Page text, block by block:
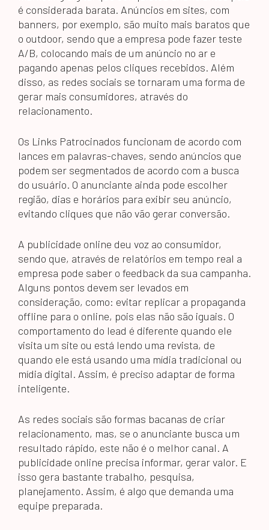
é considerada barata. Anúncios em sites, com
banners, por exemplo, são muito mais baratos que
o outdoor, sendo que a empresa pode fazer teste
A/B, colocando mais de um anúncio no ar e
pagando apenas pelos cliques recebidos. Além
disso, as redes sociais se tornaram uma forma de
gerar mais consumidores, através do
relacionamento.
Os Links Patrocinados funcionam de acordo com
lances em palavras-chaves, sendo anúncios que
podem ser segmentados de acordo com a busca
do usuário. O anunciante ainda pode escolher
região, dias e horários para exibir seu anúncio,
evitando cliques que não vão gerar conversão.
A publicidade online deu voz ao consumidor,
sendo que, através de relatórios em tempo real a
empresa pode saber o feedback da sua campanha.
Alguns pontos devem ser levados em
consideração, como: evitar replicar a propaganda
offline para o online, pois elas não são iguais. O
comportamento do lead é diferente quando ele
visita um site ou está lendo uma revista, de
quando ele está usando uma mídia tradicional ou
mídia digital. Assim, é preciso adaptar de forma
inteligente.
As redes sociais são formas bacanas de criar
relacionamento, mas, se o anunciante busca um
resultado rápido, este não é o melhor canal. A
publicidade online precisa informar, gerar valor. E
isso gera bastante trabalho, pesquisa,
planejamento. Assim, é algo que demanda uma
equipe preparada.